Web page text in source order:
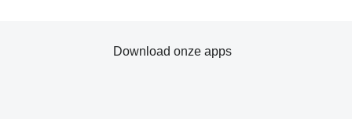
Download onze apps